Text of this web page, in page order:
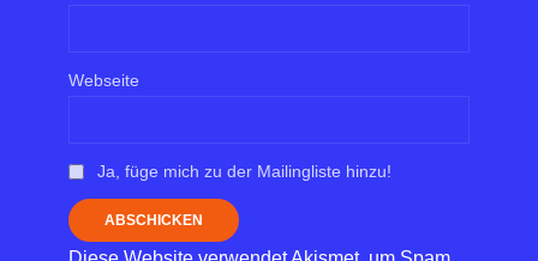
Webseite
Ja, füge mich zu der Mailingliste hinzu!